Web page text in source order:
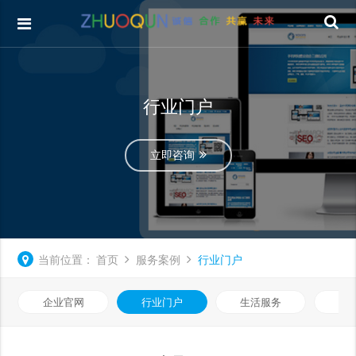
行业门户
立即咨询
当前位置： 首页 服务案例 行业门户
企业官网 行业门户 生活服务